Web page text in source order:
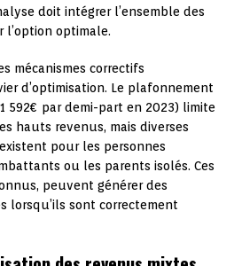
doit intégrer l’ensemble des
l’option optimale.
mécanismes correctifs
d’optimisation. Le plafonnement
par demi-part en 2023) limite
hauts revenus, mais diverses
pour les personnes
ou les parents isolés. Ces
peuvent générer des
lorsqu’ils sont correctement